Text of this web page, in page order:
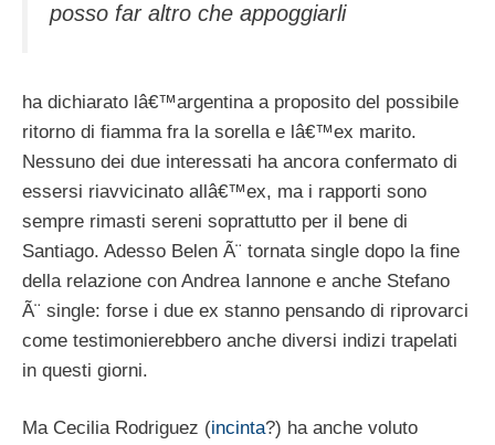
posso far altro che appoggiarli
ha dichiarato lâ€™argentina a proposito del possibile
ritorno di fiamma fra la sorella e lâ€™ex marito.
Nessuno dei due interessati ha ancora confermato di
essersi riavvicinato allâ€™ex, ma i rapporti sono
sempre rimasti sereni soprattutto per il bene di
Santiago. Adesso Belen Ã¨ tornata single dopo la fine
della relazione con Andrea Iannone e anche Stefano
Ã¨ single: forse i due ex stanno pensando di riprovarci
come testimonierebbero anche diversi indizi trapelati
in questi giorni.
Ma Cecilia Rodriguez (incinta?) ha anche voluto